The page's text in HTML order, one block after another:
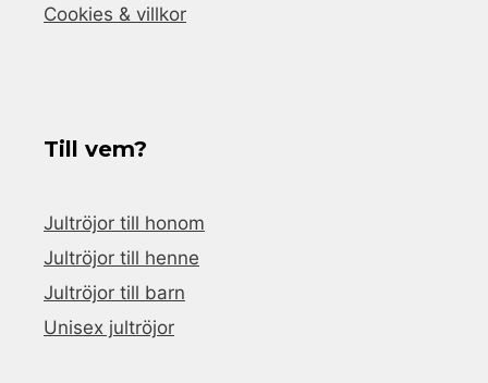
Cookies & villkor
Till vem?
Jultröjor till honom
Jultröjor till henne
Jultröjor till barn
Unisex jultröjor